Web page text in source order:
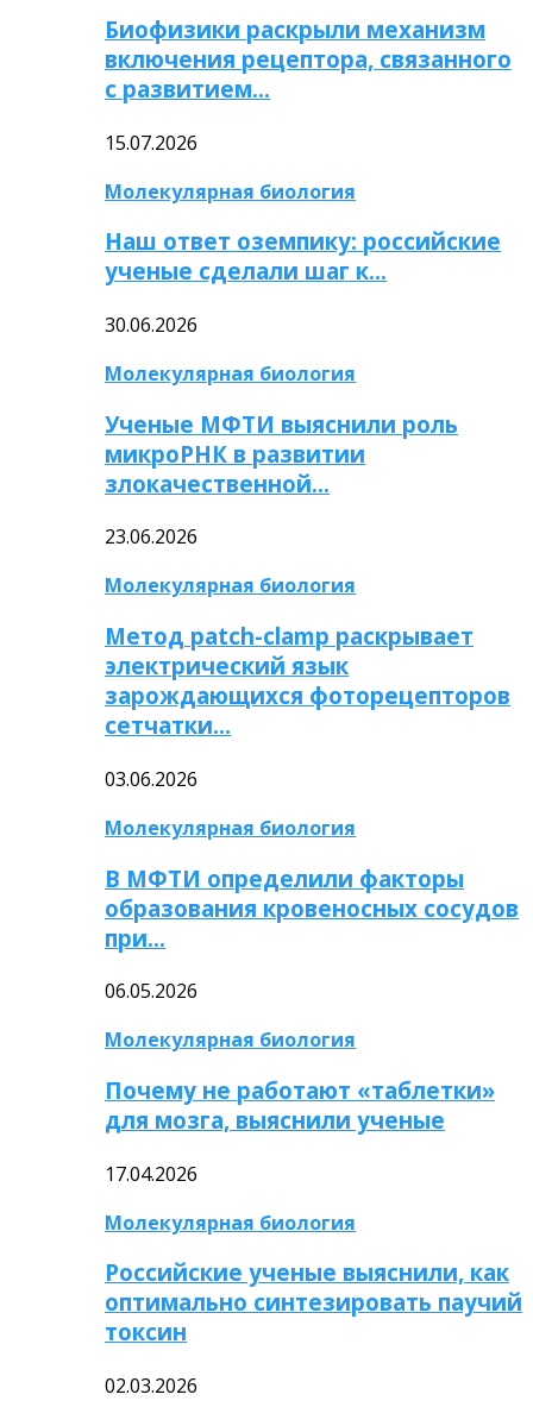
Биофизики раскрыли механизм
включения рецептора, связанного
с развитием…
15.07.2026
Молекулярная биология
Наш ответ оземпику: российские
ученые сделали шаг к…
30.06.2026
Молекулярная биология
Ученые МФТИ выяснили роль
микроРНК в развитии
злокачественной…
23.06.2026
Молекулярная биология
Метод patch-clamp раскрывает
электрический язык
зарождающихся фоторецепторов
сетчатки…
03.06.2026
Молекулярная биология
В МФТИ определили факторы
образования кровеносных сосудов
при…
06.05.2026
Молекулярная биология
Почему не работают «таблетки»
для мозга, выяснили ученые
17.04.2026
Молекулярная биология
Российские ученые выяснили, как
оптимально синтезировать паучий
токсин
02.03.2026